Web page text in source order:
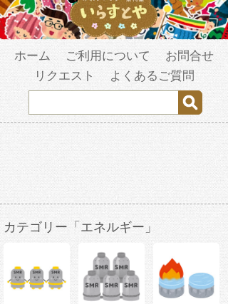
ホーム ご利用について
お問合せ
リクエスト
よくあるご質問
カテゴリー「エネルギー」